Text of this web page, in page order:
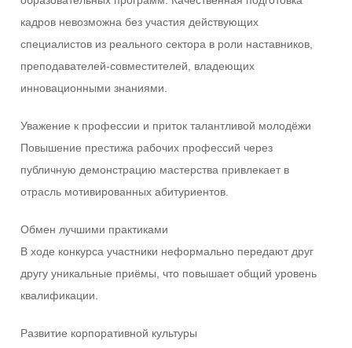
кадров невозможна без участия действующих
специалистов из реального сектора в роли наставников,
преподавателей-совместителей, владеющих
инновационными знаниями.
Уважение к профессии и приток талантливой молодёжи
Повышение престижа рабочих профессий через
публичную демонстрацию мастерства привлекает в
отрасль мотивированных абитуриентов.
Обмен лучшими практиками
В ходе конкурса участники неформально передают друг
другу уникальные приёмы, что повышает общий уровень
квалификации.
Развитие корпоративной культуры